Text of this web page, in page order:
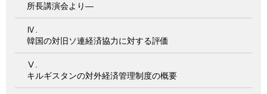
所長講演会より―
Ⅳ.
韓国の対旧ソ連経済協力に対する評価
Ⅴ.
キルギスタンの対外経済管理制度の概要